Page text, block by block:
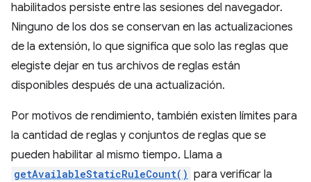
habilitados persiste entre las sesiones del navegador.
Ninguno de los dos se conservan en las actualizaciones
de la extensión, lo que significa que solo las reglas que
elegiste dejar en tus archivos de reglas están
disponibles después de una actualización.
Por motivos de rendimiento, también existen límites para
la cantidad de reglas y conjuntos de reglas que se
pueden habilitar al mismo tiempo. Llama a
getAvailableStaticRuleCount() para verificar la